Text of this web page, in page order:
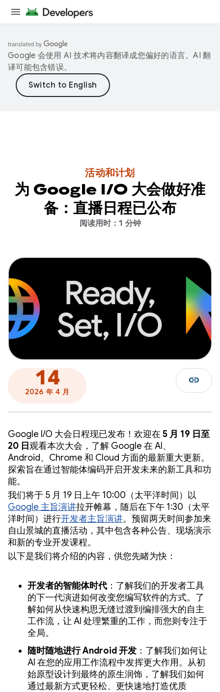
Google 会使用 AI 技术将内容翻译成您偏好的语言。AI 翻
译可能包含错误。
活动和计划
为 Google I/O 大会做好准
备：直播日程已公布
阅读用时：1 分钟
14
2026 年 4 月
link
Google I/O 大会日程现已发布！欢迎在 5 月 19 日至
20 日观看本次大会，了解 Google 在 AI、
Android、Chrome 和 Cloud 方面的最新重大更新。
探索旨在通过智能体编码开启开发未来的新工具和功
能。
我们将于 5 月 19 日上午 10:00（太平洋时间）以
Google 主旨演讲拉开帷幕，随后在下午 1:30（太平
洋时间）进行开发者主旨演讲。预留两天时间参加来
自山景城的直播活动，其中包含各种公告、现场演示
和新的专业开发课程。
以下是我们将介绍的内容，供您先睹为快：
开发者的智能体时代 ：了解我们的开发者工具
的下一代演进如何改变您编写软件的方式。了
解如何从快速构思无缝过渡到编排强大的自主
工作流，让 AI 处理繁重的工作，而您则专注于
全局。
随时随地进行 Android 开发 ：了解我们如何让
AI 在您的应用工作流程中发挥更大作用。从初
始原型设计到最终的原生润饰，了解我们如何
通过最新方式更轻松、更快速地打造优质